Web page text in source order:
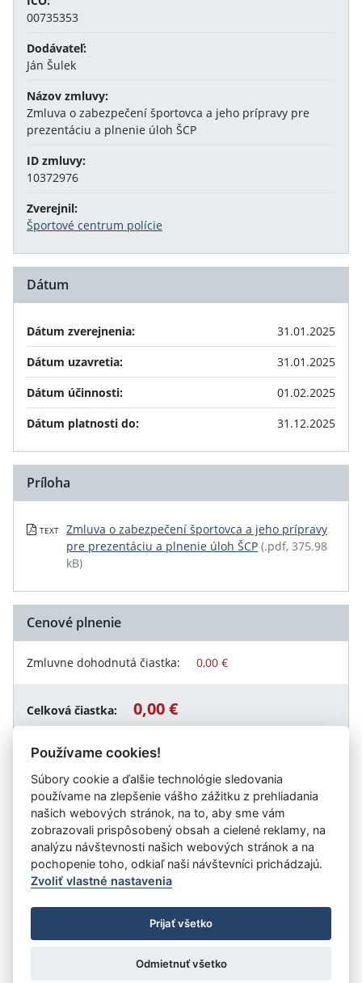
00735353
Dodávateľ:
Ján Šulek
Názov zmluvy:
Zmluva o zabezpečení športovca a jeho prípravy pre
prezentáciu a plnenie úloh ŠCP
ID zmluvy:
10372976
Zverejnil:
Športové centrum polície
Dátum
Dátum zverejnenia:
31.01.2025
Dátum uzavretia:
31.01.2025
Dátum účinnosti:
01.02.2025
Dátum platnosti do:
31.12.2025
Príloha
TEXT
Zmluva o zabezpečení športovca a jeho prípravy
pre prezentáciu a plnenie úloh ŠCP (.pdf, 375.98
kB)
Cenové plnenie
Zmluvne dohodnutá čiastka: 0,00 €
Celková čiastka: 0,00 €
Návrat späť
Vystavil:Športové centrum polície
Úrad vlády SR
- Všetky práva vyhradené
Prehlásenie o prístupnosti
Zmluvy do 31.12.2010
Nastavenia cookies
: Aglo Solutions
Používame cookies!
Súbory cookie a ďalšie technológie sledovania
používame na zlepšenie vášho zážitku z prehliadania
našich webových stránok, na to, aby sme vám
zobrazovali prispôsobený obsah a cielené reklamy, na
analýzu návštevnosti našich webových stránok a na
pochopenie toho, odkiaľ naši návštevníci prichádzajú.
Zvoliť vlastné nastavenia
Prijať všetko
Odmietnuť všetko